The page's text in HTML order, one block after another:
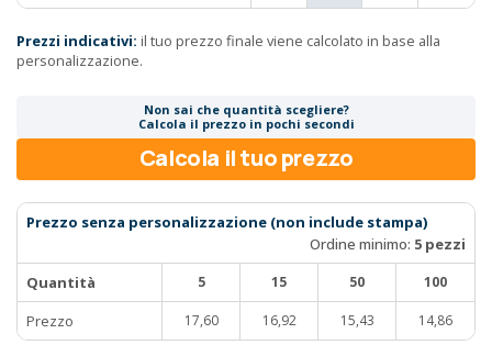
Prezzi indicativi: il tuo prezzo finale viene calcolato in base alla
personalizzazione.
Non sai che quantità scegliere?
Calcola il prezzo in pochi secondi
Calcola il tuo prezzo
Prezzo senza personalizzazione (non include stampa)
Ordine minimo: 5 pezzi
Quantità
5 15 50 100
Prezzo 17,60 16,92 15,43 14,86